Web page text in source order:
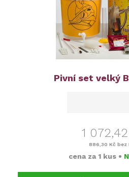
Pivní set velký
1
886,30 Kč bez
cena za 1 kus •